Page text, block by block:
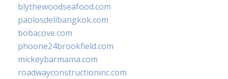
blythewoodseafood.com
paolosdelibangkok.com
bobacove.com
phoone24brookfield.com
mickeybarmama.com
roadwayconstructioninc.com